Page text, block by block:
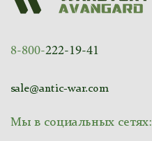
8-800-222-19-41
sale@antic-war.com
Мы в социальных сетях: